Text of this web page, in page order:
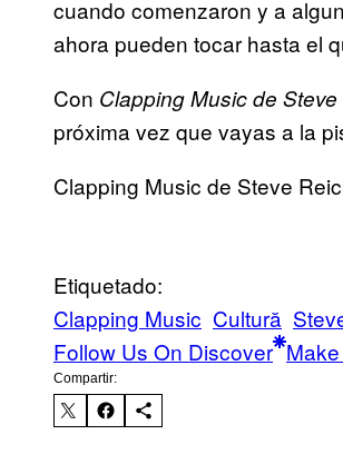
cuando comenzaron y a
ahora pueden tocar hasta el
Con Clapping Music de
próxima vez que vayas a la
Clapping Music de Steve
Etiquetado:
Clapping Music Cultură
Follow Us On Discover
Compartir: